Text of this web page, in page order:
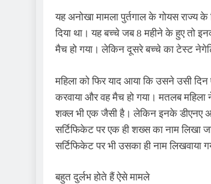
यह अनोखा मामला पुर्तगाल के गोयस राज्य
दिया था। यह बच्चे जब 8 महीने के हुए तो
मैच हो गया। लेकिन दूसरे बच्चे का टेस्ट
महिला को फिर याद आया कि उसने उसी
करवाया और वह मैच हो गया। मतलब महिला
शक्ल भी एक जैसी है। लेकिन इनके डीएनए
सर्टिफिकेट पर एक ही शख्स का नाम लिखा
सर्टिफिकेट पर भी उसका ही नाम
बहुत दुर्लभ होते हैं ऐसे मामले